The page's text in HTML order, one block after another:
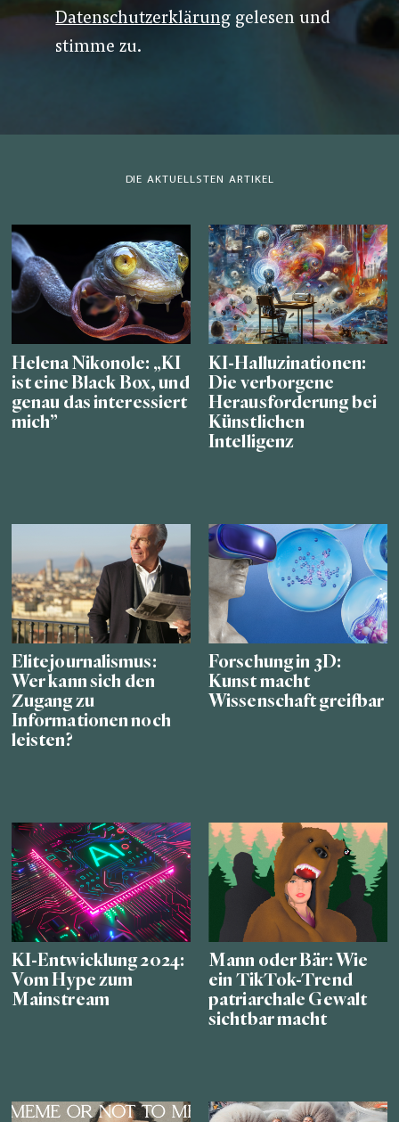
Datenschutzerklärung gelesen und
stimme zu.
DIE AKTUELLSTEN ARTIKEL
Helena Nikonole: „KI
ist eine Black Box, und
genau das interessiert
mich”
KI-Halluzinationen:
Die verborgene
Herausforderung bei
Künstlichen
Intelligenz
Elitejournalismus:
Wer kann sich den
Zugang zu
Informationen noch
leisten?
Forschung in 3D:
Kunst macht
Wissenschaft greifbar
KI-Entwicklung 2024:
Vom Hype zum
Mainstream
Mann oder Bär: Wie
ein TikTok-Trend
patriarchale Gewalt
sichtbar macht